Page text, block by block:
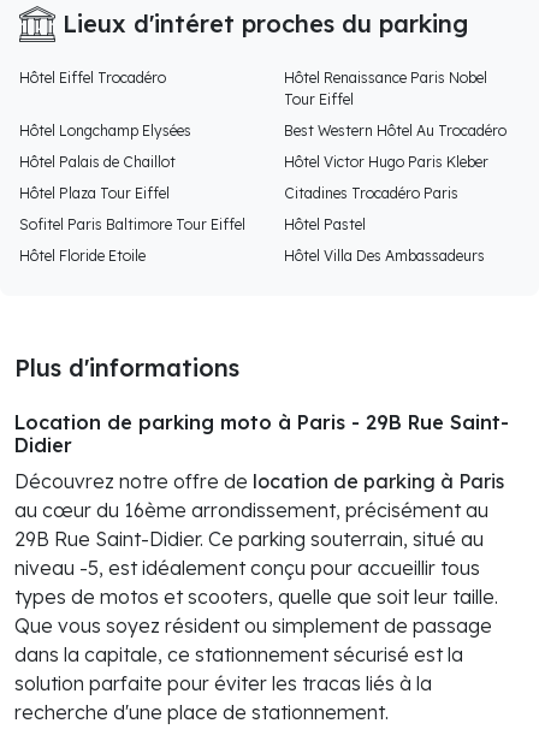
Lieux d'intéret proches du parking
Hôtel Eiffel Trocadéro
Hôtel Renaissance Paris Nobel
Tour Eiffel
Hôtel Longchamp Elysées
Best Western Hôtel Au Trocadéro
Hôtel Palais de Chaillot
Hôtel Victor Hugo Paris Kleber
Hôtel Plaza Tour Eiffel
Citadines Trocadéro Paris
Sofitel Paris Baltimore Tour Eiffel
Hôtel Pastel
Hôtel Floride Etoile
Hôtel Villa Des Ambassadeurs
Plus d'informations
Location de parking moto à Paris - 29B Rue Saint-
Didier
Découvrez notre offre de location de parking à Paris
au cœur du 16ème arrondissement, précisément au
29B Rue Saint-Didier. Ce parking souterrain, situé au
niveau -5, est idéalement conçu pour accueillir tous
types de motos et scooters, quelle que soit leur taille.
Que vous soyez résident ou simplement de passage
dans la capitale, ce stationnement sécurisé est la
solution parfaite pour éviter les tracas liés à la
recherche d'une place de stationnement.